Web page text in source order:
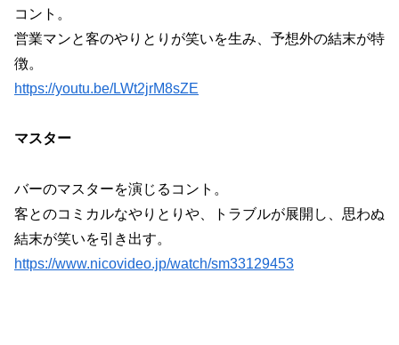
コント。
営業マンと客のやりとりが笑いを生み、予想外の結末が特
徴。
https://youtu.be/LWt2jrM8sZE
マスター
バーのマスターを演じるコント。
客とのコミカルなやりとりや、トラブルが展開し、思わぬ
結末が笑いを引き出す。
https://www.nicovideo.jp/watch/sm33129453